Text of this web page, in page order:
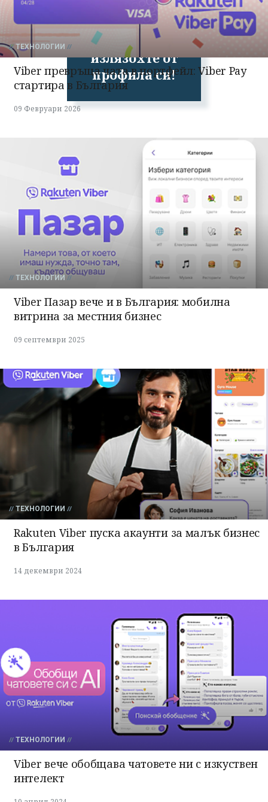
Успешно
излязохте от
профила си!
ТЕХНОЛОГИИ
Viber превръща чата в портфейл: Viber Pay
стартира в България
09 Февруари 2026
ТЕХНОЛОГИИ
Viber Пазар вече и в България: мобилна
витрина за местния бизнес
09 септември 2025
ТЕХНОЛОГИИ
Rakuten Viber пуска акаунти за малък бизнес
в България
14 декември 2024
ТЕХНОЛОГИИ
Viber вече обобщава чатовете ни с изкуствен
интелект